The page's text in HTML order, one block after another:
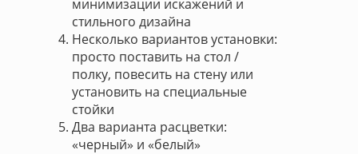
минимизации искажений и
стильного дизайна
Несколько вариантов установки:
просто поставить на стол /
полку, повесить на стену или
установить на специальные
стойки
Два варианта расцветки:
«черный» и «белый»